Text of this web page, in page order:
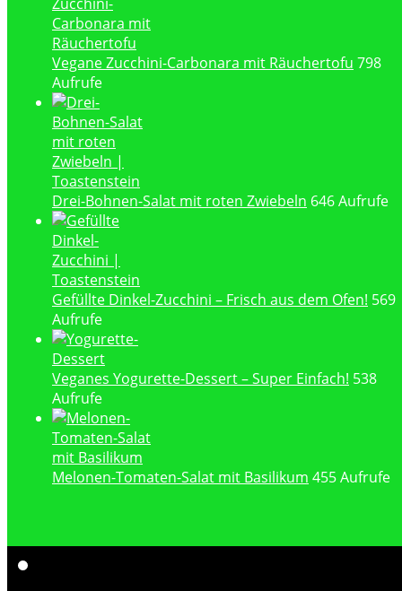
Vegane Zucchini-Carbonara mit Räuchertofu 798
Aufrufe
Drei-Bohnen-Salat mit roten Zwiebeln 646 Aufrufe
Gefüllte Dinkel-Zucchini – Frisch aus dem Ofen! 569
Aufrufe
Veganes Yogurette-Dessert – Super Einfach! 538
Aufrufe
Melonen-Tomaten-Salat mit Basilikum 455 Aufrufe